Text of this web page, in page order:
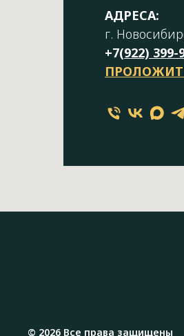
АДРЕСА:
г.
+7(922) 399-
© 2026 Все права защищены